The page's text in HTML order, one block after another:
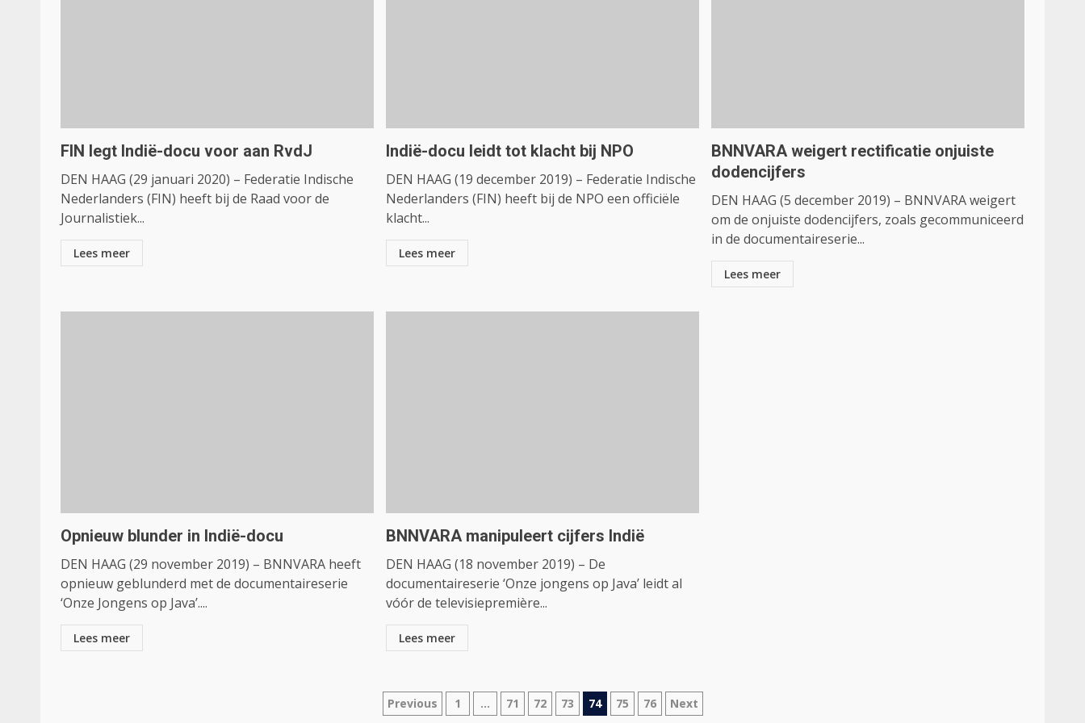
FIN legt Indië-docu voor aan RvdJ
DEN HAAG (29 januari 2020) – Federatie Indische
Nederlanders (FIN) heeft bij de Raad voor de
Journalistiek...
Lees meer
Indië-docu leidt tot klacht bij NPO
DEN HAAG (19 december 2019) – Federatie Indische
Nederlanders (FIN) heeft bij de NPO een officiële
klacht...
Lees meer
BNNVARA weigert rectificatie onjuiste
dodencijfers
DEN HAAG (5 december 2019) – BNNVARA weigert
om de onjuiste dodencijfers, zoals gecommuniceerd
in de documentaireserie...
Lees meer
Opnieuw blunder in Indië-docu
DEN HAAG (29 november 2019) – BNNVARA heeft
opnieuw geblunderd met de documentaireserie
‘Onze Jongens op Java’....
Lees meer
BNNVARA manipuleert cijfers Indië
DEN HAAG (18 november 2019) – De
documentaireserie ‘Onze jongens op Java’ leidt al
vóór de televisiepremière...
Lees meer
Berichtnavigatie
Previous 1 … 71 72 73 74 75 76 Next